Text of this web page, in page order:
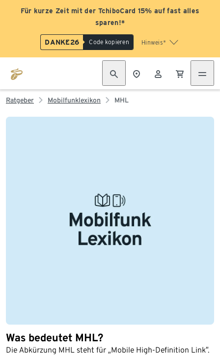
Für kurze Zeit mit der TchiboCard 15% auf fast alles
sparen!*
DANKE26 Code kopieren Hinweis*
Ratgeber Mobilfunklexikon MHL
Was bedeutet MHL?
Die Abkürzung MHL steht für „Mobile High-Definition Link”.